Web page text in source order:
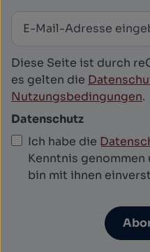
Newsletter
Diese Seite ist durch
es gelten die
Nutzungsbedingungen.
Datenschutz
Ich habe die
Kenntnis genommen
bin mit ihnen